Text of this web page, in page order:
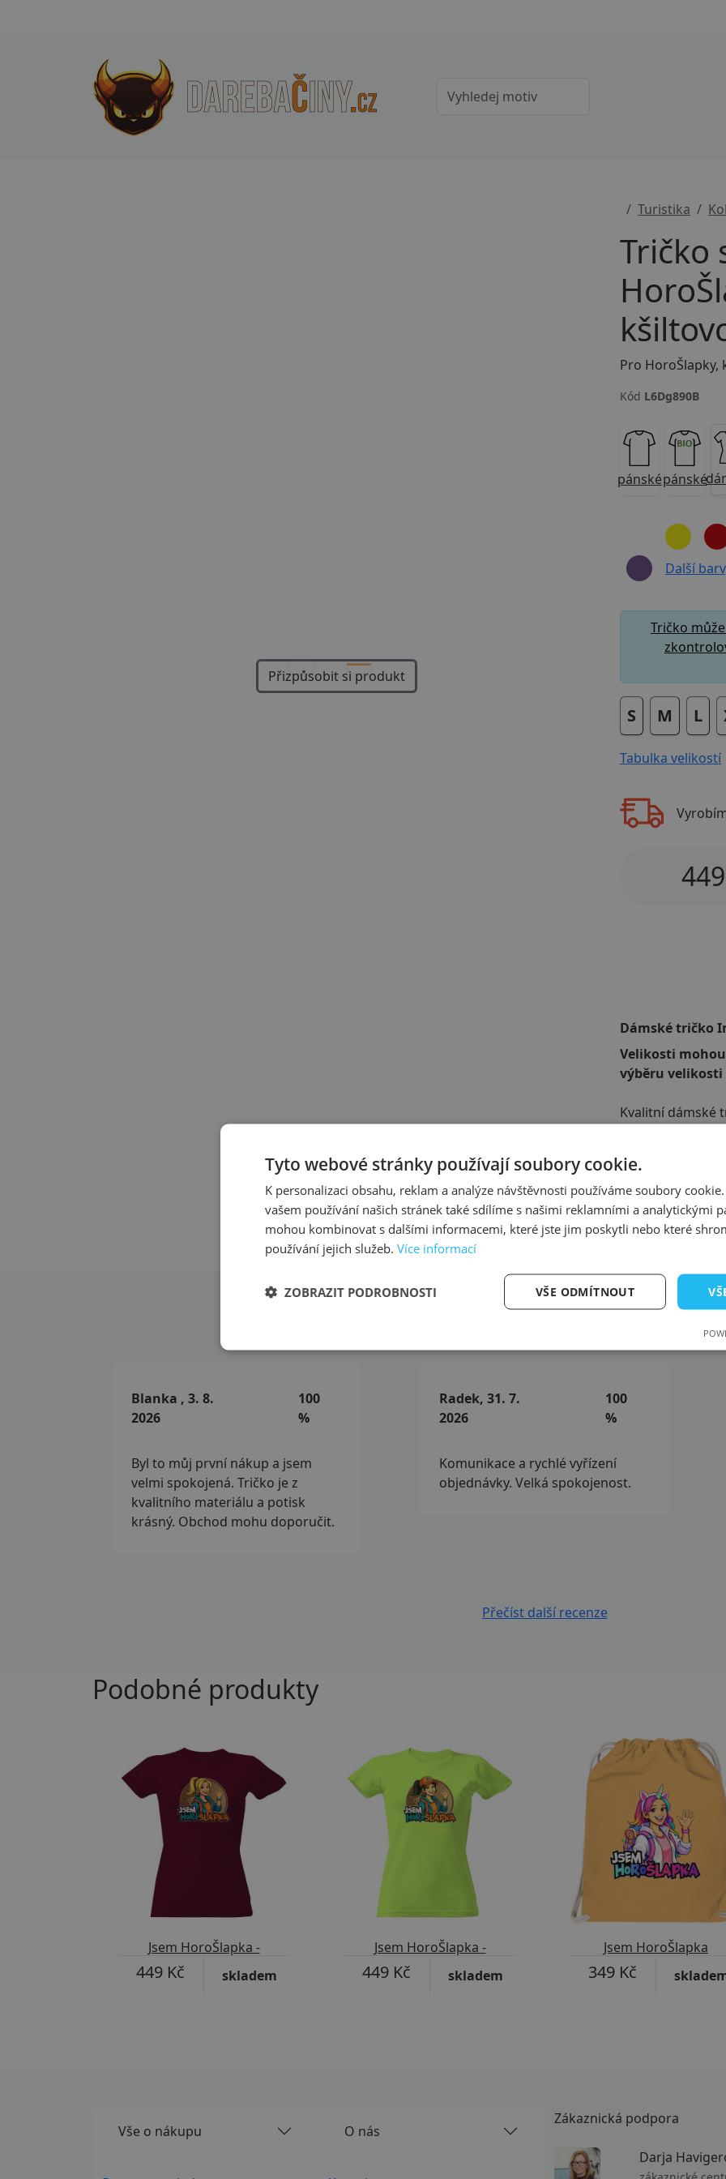
Přizpůsobit si produkt
Turistika
Tričko
Kód L6Dg890B
pánsképánské
Další
Tričko
S M L
Tabulka velikostí
449
Dámské tričko
Velikosti
výběru
Kvalitní dámské
výstřihem. Díky
Bavlněný
kvality a ceny.
Wear
pracovištích
Recenze našich uživatelů - 98 % zákazníků
Blanka , 3. 8.
2026
100
%
Byl to můj první nákup a jsem
velmi spokojená. Tričko je z
kvalitního materiálu a potisk
krásný. Obchod mohu doporučit.
Radek, 31. 7.
2026
100
%
Komunikace a rychlé vyřízení
objednávky. Velká spokojenost.
Přečíst další recenze
Podobné produkty
Přizpůsobitelný motiv
Jsem HoroŠlapka -
Blondýnka
449 Kč skladem
Přizpůsobitelný motiv
Jsem HoroŠlapka -
Černovláska v kšiltovce
449 Kč skladem
Přizpůsobitelný motiv
Jsem HoroŠlapka
349 Kč
Vše o nákupu O nás
Zákaznická podpora
Darja
Tyto webové stránky používají soubory cookie.
K personalizaci obsahu, reklam a analýze návštěvnosti používáme soubory
vašem používání našich stránek také sdílíme s našimi reklamními a analytickými
mohou kombinovat s dalšími informacemi, které jste jim poskytli nebo které
používání jejich služeb. Více informací
VŠE ODMÍTNOUT
ZOBRAZIT PODROBNOSTI